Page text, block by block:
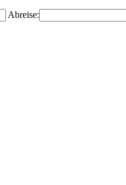
Abreise: